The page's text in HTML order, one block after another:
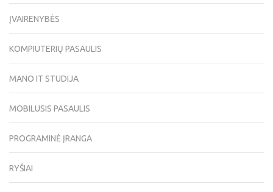
ĮVAIRENYBĖS
KOMPIUTERIŲ PASAULIS
MANO IT STUDIJA
MOBILUSIS PASAULIS
PROGRAMINĖ ĮRANGA
RYŠIAI